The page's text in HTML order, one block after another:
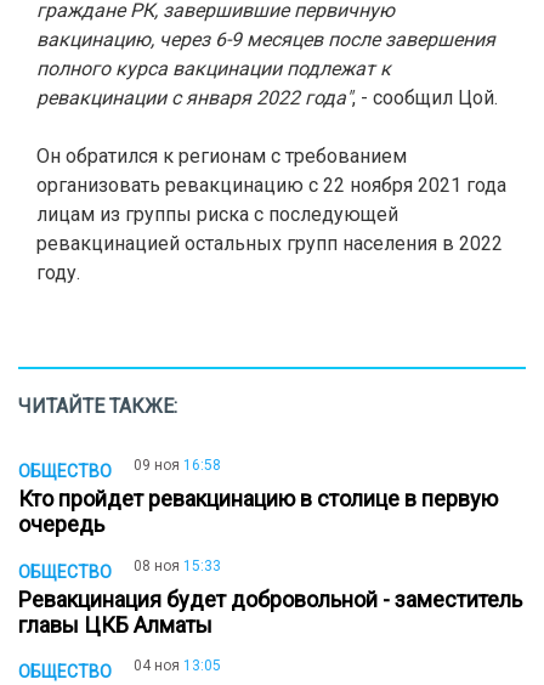
граждане РК, завершившие первичную
вакцинацию, через 6-9 месяцев после завершения
полного курса вакцинации подлежат к
ревакцинации с января 2022 года", - сообщил Цой.
Он обратился к регионам с требованием
организовать ревакцинацию с 22 ноября 2021 года
лицам из группы риска с последующей
ревакцинацией остальных групп населения в 2022
году.
ЧИТАЙТЕ ТАКЖЕ:
ОБЩЕСТВО 09 ноя 16:58
Кто пройдет ревакцинацию в столице в первую
очередь
ОБЩЕСТВО 08 ноя 15:33
Ревакцинация будет добровольной - заместитель
главы ЦКБ Алматы
ОБЩЕСТВО 04 ноя 13:05